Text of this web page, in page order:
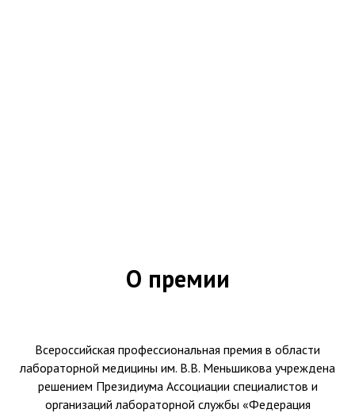
О премии
Всероссийская профессиональная премия в области
лабораторной медицины им. В.В. Меньшикова учреждена
решением Президиума Ассоциации специалистов и
организаций лабораторной службы «Федерация